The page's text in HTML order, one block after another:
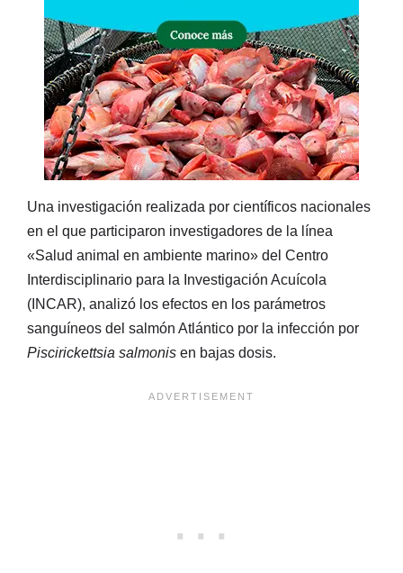
Una investigación realizada por científicos nacionales
en el que participaron investigadores de la línea
«Salud animal en ambiente marino» del Centro
Interdisciplinario para la Investigación Acuícola
(INCAR), analizó los efectos en los parámetros
sanguíneos del salmón Atlántico por la infección por
Piscirickettsia salmonis en bajas dosis.